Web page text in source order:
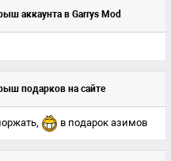
аккаунта в Garrys Mod
подарков на сайте
в подарок азимов